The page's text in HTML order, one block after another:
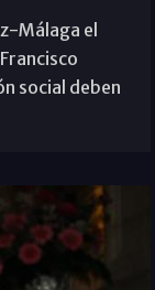
Málaga el
social deben